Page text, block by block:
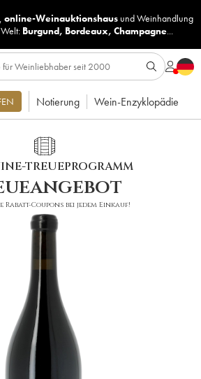
online-Weinauktionshaus undWeinhandlung
Burgund, Bordeaux, Champagne...
Notierung Wein-Enzyklopädie
TREUEPROGRAMM
Rabatt-Coupons bei jedem Einkauf!